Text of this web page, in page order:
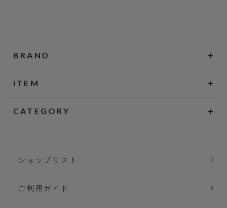
BRAND
ITEM
CATEGORY
ショップリスト
ご利用ガイド